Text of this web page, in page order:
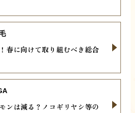
春に向けて取り組むべき総合
ンは減る？ノコギリヤシ等の